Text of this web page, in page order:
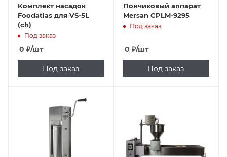
Комплект насадок
Foodatlas для VS-5L
(ch)
Под заказ
0 ₽/шт
Под заказ
Пончиковый аппарат
Mersan CPLM-9295
Под заказ
0 ₽/шт
Под заказ